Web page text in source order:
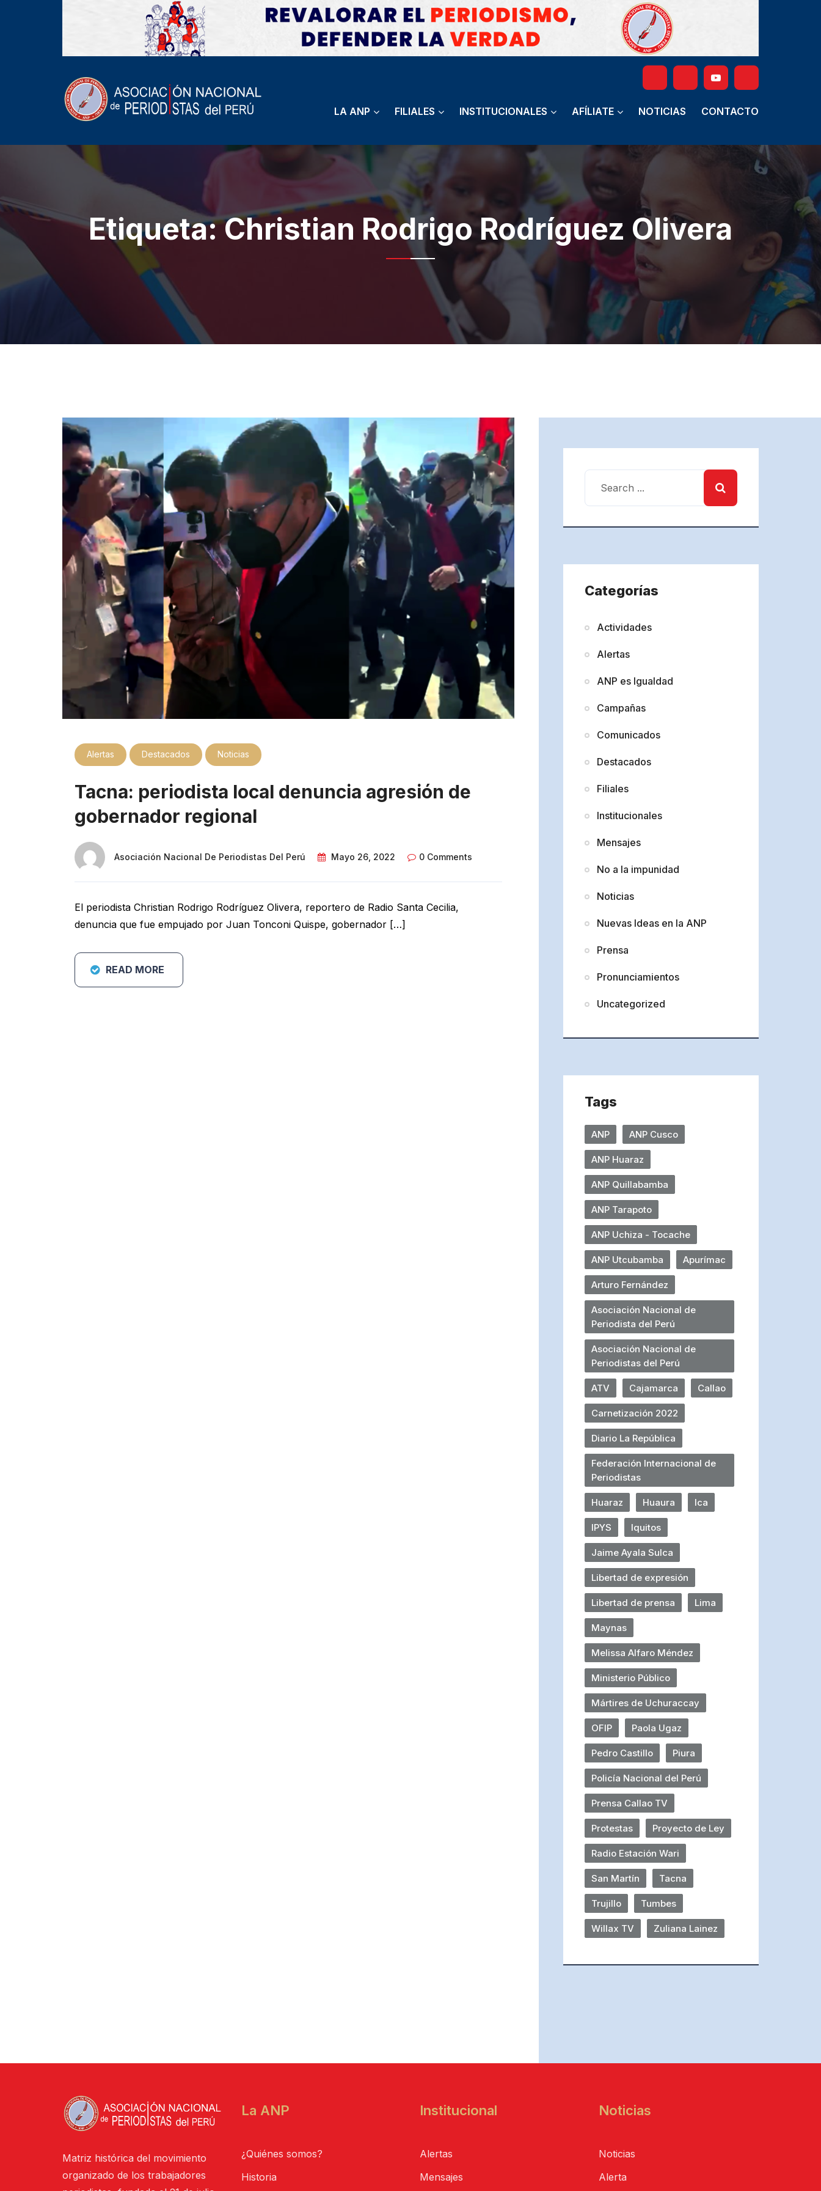
LA ANP FILIALES INSTITUCIONALES AFÍLIATE NOTICIAS CONTACTO
Etiqueta:Christian Rodrigo Rodríguez Olivera
Alertas Destacados Noticias
Tacna: periodista local denuncia agresión de
gobernador regional
Asociación Nacional De Periodistas Del Perú Mayo 26, 2022 0 Comments
El periodista Christian Rodrigo Rodríguez Olivera, reportero de Radio Santa Cecilia,
denuncia que fue empujado por Juan Tonconi Quispe, gobernador […]
READ MORE
Categorías
Actividades
Alertas
ANP es Igualdad
Campañas
Comunicados
Destacados
Filiales
Institucionales
Mensajes
No a la impunidad
Noticias
Nuevas Ideas en la ANP
Prensa
Pronunciamientos
Uncategorized
Tags
ANP ANP Cusco
ANP Huaraz
ANP Quillabamba
ANP Tarapoto
ANP Uchiza - Tocache
ANP Utcubamba Apurímac
Arturo Fernández
Asociación Nacional de
Periodista del Perú
Asociación Nacional de
Periodistas del Perú
ATV Cajamarca Callao
Carnetización 2022
Diario La República
Federación Internacional de
Periodistas
Huaraz Huaura Ica
IPYS Iquitos
Jaime Ayala Sulca
Libertad de expresión
Libertad de prensa Lima
Maynas
Melissa Alfaro Méndez
Ministerio Público
Mártires de Uchuraccay
OFIP Paola Ugaz
Pedro Castillo Piura
Policía Nacional del Perú
Prensa Callao TV
Protestas Proyecto de Ley
Radio Estación Wari
San Martín Tacna
Trujillo Tumbes
Willax TV Zuliana Lainez
Matriz histórica del movimiento
organizado de los trabajadores
La ANP
¿Quiénes somos?
Historia
Institucional
Alertas
Mensajes
Noticias
Noticias
Alerta